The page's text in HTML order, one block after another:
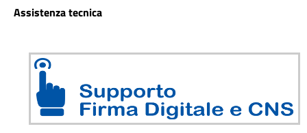
Assistenza tecnica